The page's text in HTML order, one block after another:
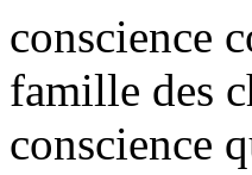
conscience
famille des
conscience